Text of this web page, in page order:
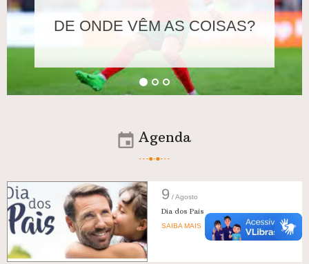
DE ONDE VÊM AS COISAS?
Agenda
9 / Agosto
Dia dos Pais
SAIBA MAIS →